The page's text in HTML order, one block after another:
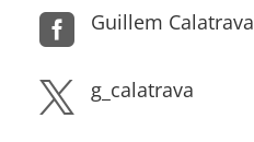
 Guillem Calatrava
 g_calatrava